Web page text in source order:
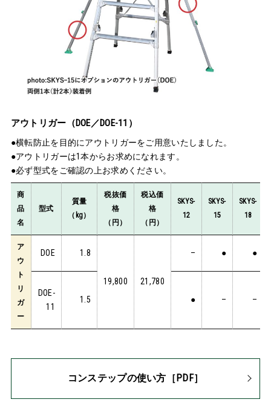
アウトリガー（DOE／DOE-11）
●横転防止を目的にアウトリガーをご用意いたしました。
●アウトリガーは1本からお求めになれます。
●必ず型式をご確認の上お求めください。
商
品
名
型式
質量
（kg）
税抜価
格
（円）
税込価
格
（円）
SKYS-
12
SKYS-
15
SKYS-
18
ア
ウ
ト
リ
ガ
ー
DOE 1.8
19,800 21,780
– ● ●
DOE-
11
1.5 ● – –
コンステップの使い方［PDF］